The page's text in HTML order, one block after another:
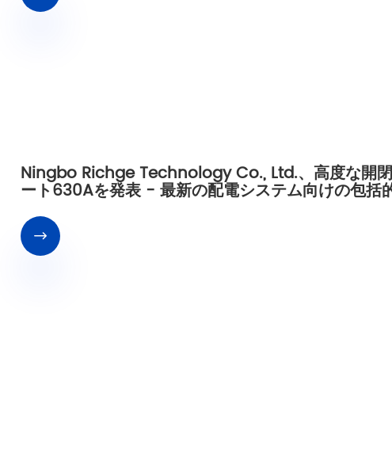
Ningbo Richge Technology Co., Ltd.、高度な開
ート630Aを発表 - 最新の配電システム向けの包括
